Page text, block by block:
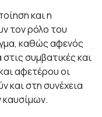
και η
τον ρόλο του
καθώς αφενός
συμβατικές και
αφετέρου οι
και στη συνέχεια
καυσίμων.